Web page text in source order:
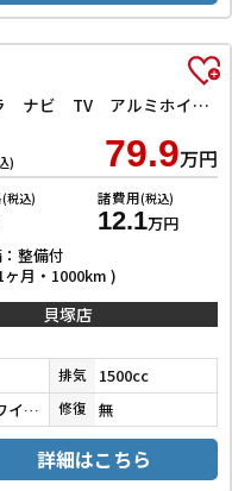
S ドライブレコーダー バックカメラ ナビ TV アルミホイール オートライト スマートキー 電動格納ミラー CVT 衝突安全ボディ ABS ESC CD Bluetooth エアコン パワーステアリング
) 79.9万円
(税込) 諸費用(税込)
12.1万円
整備付
月・1000km )
貝塚店
排気 1500cc
ライムホワイトパールクリスタルシャイン 修復 無
詳細はこちら